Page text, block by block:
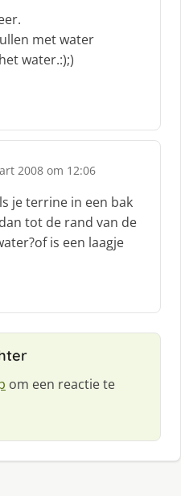
met water
water.:);)
2008 om 12:06
je terrine in een bak
tot de rand van de
is een laagje
om een reactie te